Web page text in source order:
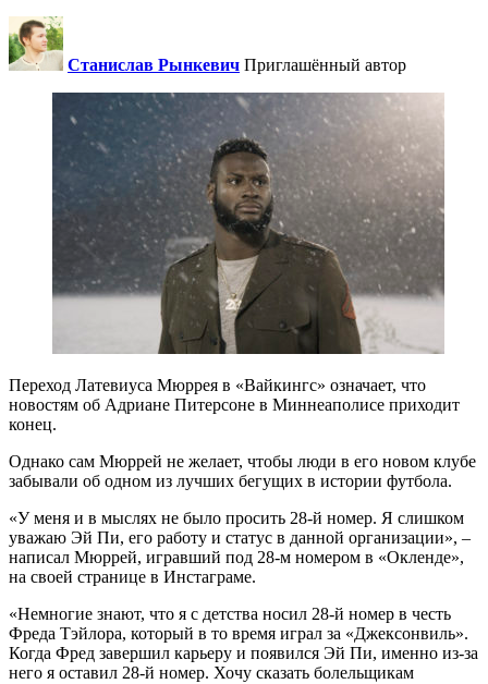
Станислав Рынкевич Приглашённый автор
Переход Латевиуса Мюррея в «Вайкингс» означает, что
новостям об Адриане Питерсоне в Миннеаполисе приходит
конец.
Однако сам Мюррей не желает, чтобы люди в его новом клубе
забывали об одном из лучших бегущих в истории футбола.
«У меня и в мыслях не было просить 28-й номер. Я слишком
уважаю Эй Пи, его работу и статус в данной организации», –
написал Мюррей, игравший под 28-м номером в «Окленде»,
на своей странице в Инстаграме.
«Немногие знают, что я с детства носил 28-й номер в честь
Фреда Тэйлора, который в то время играл за «Джексонвиль».
Когда Фред завершил карьеру и появился Эй Пи, именно из-за
него я оставил 28-й номер. Хочу сказать болельщикам